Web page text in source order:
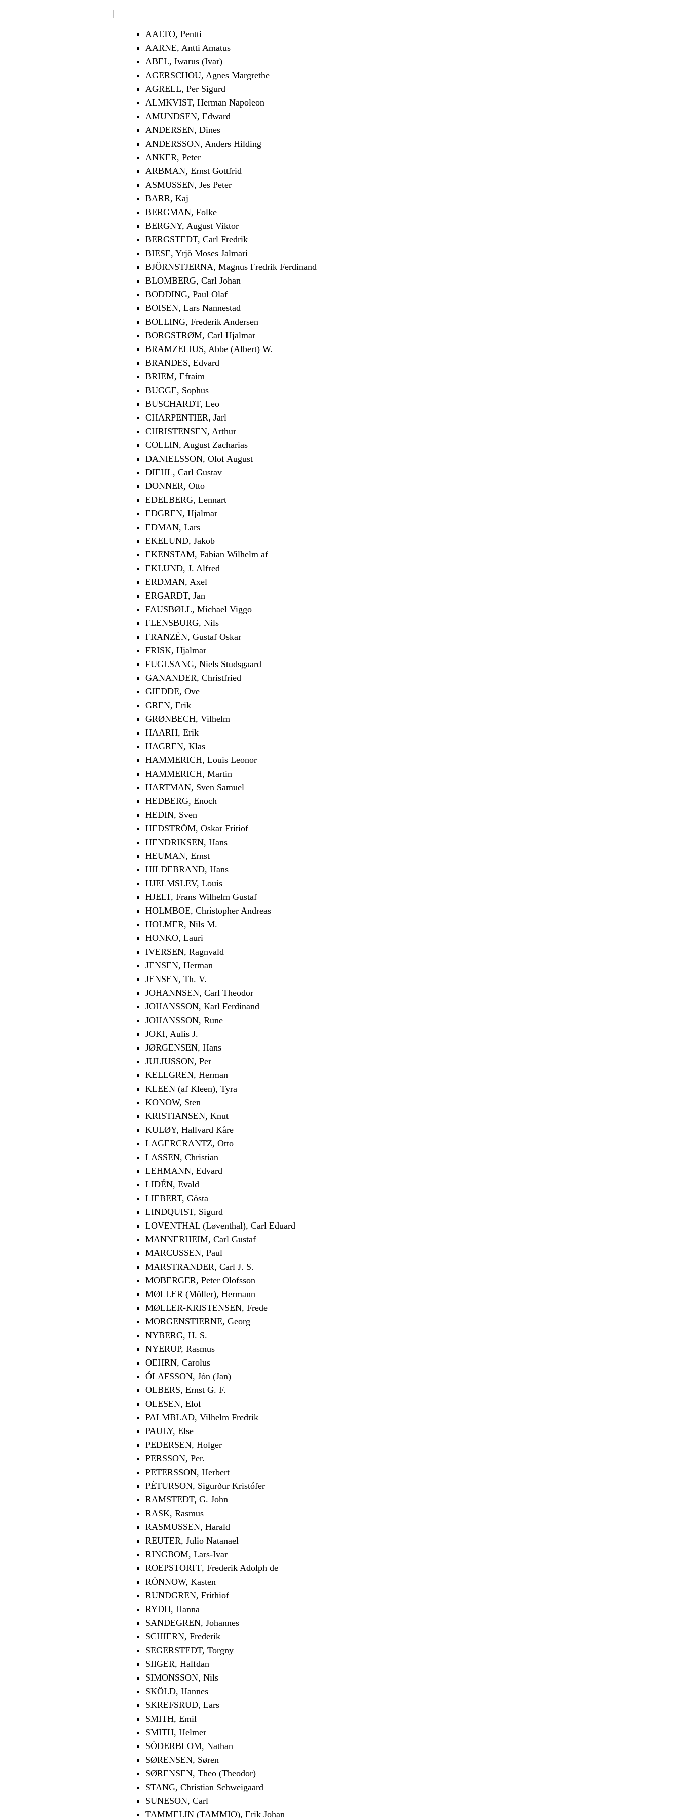
|
AALTO, Pentti
AARNE, Antti Amatus
ABEL, Iwarus (Ivar)
AGERSCHOU, Agnes Margrethe
AGRELL, Per Sigurd
ALMKVIST, Herman Napoleon
AMUNDSEN, Edward
ANDERSEN, Dines
ANDERSSON, Anders Hilding
ANKER, Peter
ARBMAN, Ernst Gottfrid
ASMUSSEN, Jes Peter
BARR, Kaj
BERGMAN, Folke
BERGNY, August Viktor
BERGSTEDT, Carl Fredrik
BIESE, Yrjö Moses Jalmari
BJÖRNSTJERNA, Magnus Fredrik Ferdinand
BLOMBERG, Carl Johan
BODDING, Paul Olaf
BOISEN, Lars Nannestad
BOLLING, Frederik Andersen
BORGSTRØM, Carl Hjalmar
BRAMZELIUS, Abbe (Albert) W.
BRANDES, Edvard
BRIEM, Efraim
BUGGE, Sophus
BUSCHARDT, Leo
CHARPENTIER, Jarl
CHRISTENSEN, Arthur
COLLIN, August Zacharias
DANIELSSON, Olof August
DIEHL, Carl Gustav
DONNER, Otto
EDELBERG, Lennart
EDGREN, Hjalmar
EDMAN, Lars
EKELUND, Jakob
EKENSTAM, Fabian Wilhelm af
EKLUND, J. Alfred
ERDMAN, Axel
ERGARDT, Jan
FAUSBØLL, Michael Viggo
FLENSBURG, Nils
FRANZÉN, Gustaf Oskar
FRISK, Hjalmar
FUGLSANG, Niels Studsgaard
GANANDER, Christfried
GIEDDE, Ove
GREN, Erik
GRØNBECH, Vilhelm
HAARH, Erik
HAGREN, Klas
HAMMERICH, Louis Leonor
HAMMERICH, Martin
HARTMAN, Sven Samuel
HEDBERG, Enoch
HEDIN, Sven
HEDSTRÖM, Oskar Fritiof
HENDRIKSEN, Hans
HEUMAN, Ernst
HILDEBRAND, Hans
HJELMSLEV, Louis
HJELT, Frans Wilhelm Gustaf
HOLMBOE, Christopher Andreas
HOLMER, Nils M.
HONKO, Lauri
IVERSEN, Ragnvald
JENSEN, Herman
JENSEN, Th. V.
JOHANNSEN, Carl Theodor
JOHANSSON, Karl Ferdinand
JOHANSSON, Rune
JOKI, Aulis J.
JØRGENSEN, Hans
JULIUSSON, Per
KELLGREN, Herman
KLEEN (af Kleen), Tyra
KONOW, Sten
KRISTIANSEN, Knut
KULØY, Hallvard Kåre
LAGERCRANTZ, Otto
LASSEN, Christian
LEHMANN, Edvard
LIDÉN, Evald
LIEBERT, Gösta
LINDQUIST, Sigurd
LOVENTHAL (Løventhal), Carl Eduard
MANNERHEIM, Carl Gustaf
MARCUSSEN, Paul
MARSTRANDER, Carl J. S.
MOBERGER, Peter Olofsson
MØLLER (Möller), Hermann
MØLLER-KRISTENSEN, Frede
MORGENSTIERNE, Georg
NYBERG, H. S.
NYERUP, Rasmus
OEHRN, Carolus
ÓLAFSSON, Jón (Jan)
OLBERS, Ernst G. F.
OLESEN, Elof
PALMBLAD, Vilhelm Fredrik
PAULY, Else
PEDERSEN, Holger
PERSSON, Per.
PETERSSON, Herbert
PÉTURSON, Sigurður Kristófer
RAMSTEDT, G. John
RASK, Rasmus
RASMUSSEN, Harald
REUTER, Julio Natanael
RINGBOM, Lars-Ivar
ROEPSTORFF, Frederik Adolph de
RÖNNOW, Kasten
RUNDGREN, Frithiof
RYDH, Hanna
SANDEGREN, Johannes
SCHIERN, Frederik
SEGERSTEDT, Torgny
SIIGER, Halfdan
SIMONSSON, Nils
SKÖLD, Hannes
SKREFSRUD, Lars
SMITH, Emil
SMITH, Helmer
SÖDERBLOM, Nathan
SØRENSEN, Søren
SØRENSEN, Theo (Theodor)
STANG, Christian Schweigaard
SUNESON, Carl
TAMMELIN (TAMMIO), Erik Johan